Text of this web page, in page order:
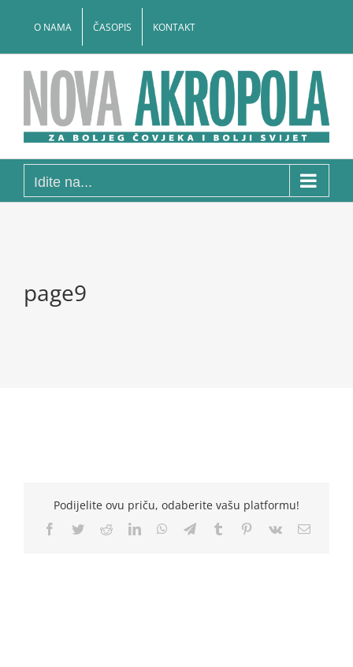
O NAMA ČASOPIS KONTAKT
Idite na...
page9
Podijelite ovu priču, odaberite vašu platformu!
Facebook
TwitterRedditLinkedInWhatsApp
TelegramTumblr Pinterest
Vk Email